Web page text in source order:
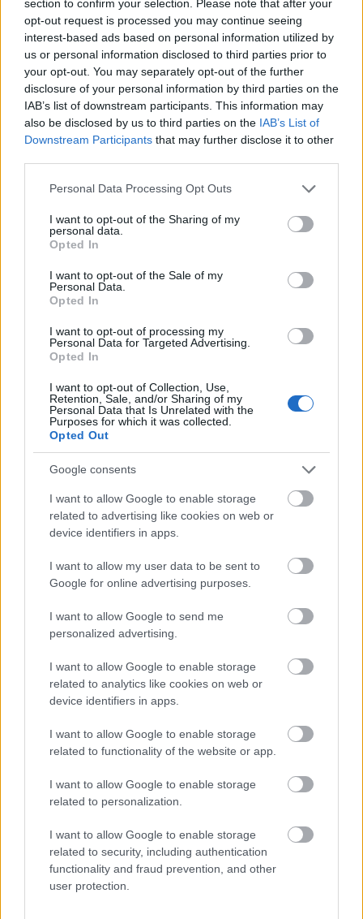
section to confirm your selection. Please note that after your
opt-out request is processed you may continue seeing
interest-based ads based on personal information utilized by
us or personal information disclosed to third parties prior to
your opt-out. You may separately opt-out of the further
disclosure of your personal information by third parties on the
IAB’s list of downstream participants. This information may
also be disclosed by us to third parties on the IAB’s List of
Downstream Participants that may further disclose it to other
Please note that this website/app uses one or more Google
not limited to your visit or usage behaviour. You may click to
grant or deny consent to Google and its third-party tags to
use your data for below specified purposes in below Google
consent section.
Personal Data Processing Opt Outs
I want to opt-out of the Sharing of my
personal data.
Opted In
I want to opt-out of the Sale of my
Personal Data.
Opted In
I want to opt-out of processing my
Personal Data for Targeted Advertising.
Opted In
I want to opt-out of Collection, Use,
Retention, Sale, and/or Sharing of my
Personal Data that Is Unrelated with the
Purposes for which it was collected.
Opted Out
Google consents
I want to allow Google to enable storage
related to advertising like cookies on web or
device identifiers in apps.
I want to allow my user data to be sent to
Google for online advertising purposes.
I want to allow Google to send me
personalized advertising.
I want to allow Google to enable storage
related to analytics like cookies on web or
device identifiers in apps.
I want to allow Google to enable storage
related to functionality of the website or app.
I want to allow Google to enable storage
related to personalization.
I want to allow Google to enable storage
related to security, including authentication
functionality and fraud prevention, and other
user protection.
vitatkoztunk kérdeztem az urat, hogy ő
tud-e nekem jegyet adni. Azt mondta ő
ellenőr nála nincs jegy, és mindenképpen
meg akart büntetni. Később odajött a
kollégája, aki viszont felajánlotta, hogy ad
nekem egy jegyet, ezzel éltem is.
A fenti esettel kapcsolatban tehát nem az
ellenőrök munkájával, hanem a BKV
kifogásaim. Úgy érzem az ellenőrzés és a
büntetés megy, a jegyértékesítés nem
fontos.
szíveskedjenek választ adni:
Miért nincsenek a megállókban
jegyautomaták?2.Miért nincs a
buszvezetőnél jegy? Miért kellett egy logikus
rendszert eltörölni?3.Miért nincs egy új
buszon (Volvo) elhelyezve jegyautomata, ha
más buszokon van? 4.
Önök szerint hol
kellett volna jegyet vennem, ha hirtelen
kényszerütem buszozni, és nem volt
tartalék jegyem, a környéken pedig nem
tudok jegypénztárról, mert nem vagyok
kérdésben leírt esetben én nem utazhatok?
Az első ellenőrnél miért nem volt jegy,
vagy a másodiknál miért volt? Melyik a
normális? (Megjegyzem szerintem az, hogy
volt)
+1. A BKV milliárdos adósságait folyton a mi
adónkból rendezik. Továbbá a mi
pénzünkből kapnak fizetést azok a dolgozók,
meghiúsított létszámleépítés során. Mindezt
együtt fizetjük, függetlenül attól, hogy ki
mennyit használja a vállalat szolgáltatásait.